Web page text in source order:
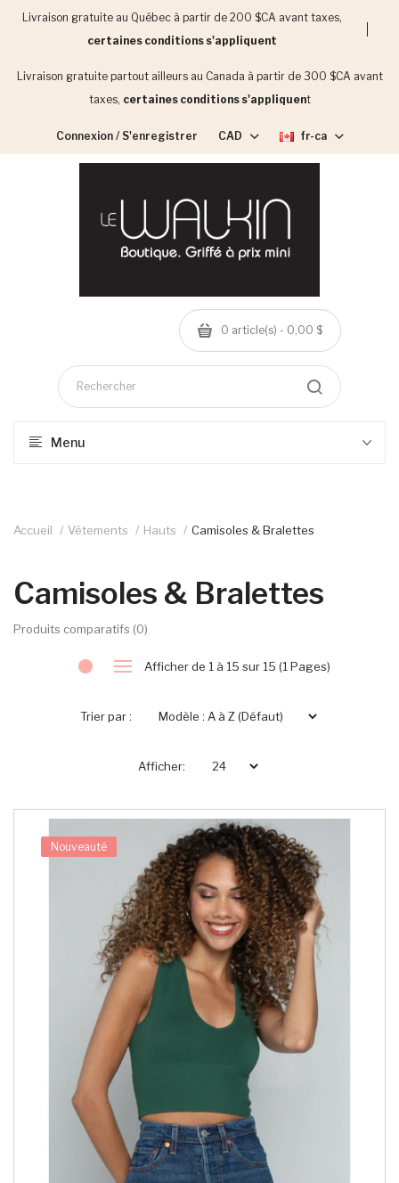
Livraison gratuite au Québec à partir de 200 $CA avant taxes,
certaines conditions s'appliquent
Livraison gratuite partout ailleurs au Canada à partir de 300 $CA avant
taxes, certaines conditions s'appliquent
Connexion / S'enregistrer CAD fr-ca
0 article(s) - 0,00 $
Menu
Accueil Vêtements Hauts Camisoles & Bralettes
Camisoles & Bralettes
Produits comparatifs (0)
Afficher de 1 à 15 sur 15 (1 Pages)
Trier par :
Afficher:
Nouveauté